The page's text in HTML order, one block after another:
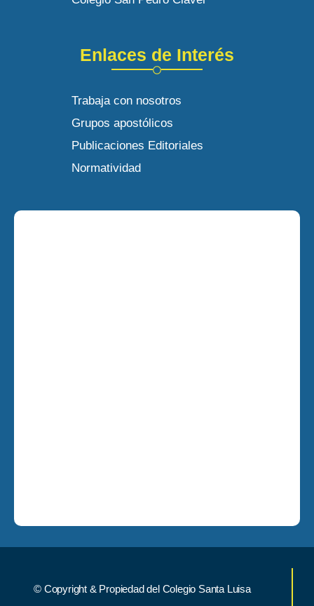
Enlaces de Interés
Trabaja con nosotros
Grupos apostólicos
Publicaciones Editoriales
Normatividad
© Copyright & Propiedad del Colegio Santa Luisa